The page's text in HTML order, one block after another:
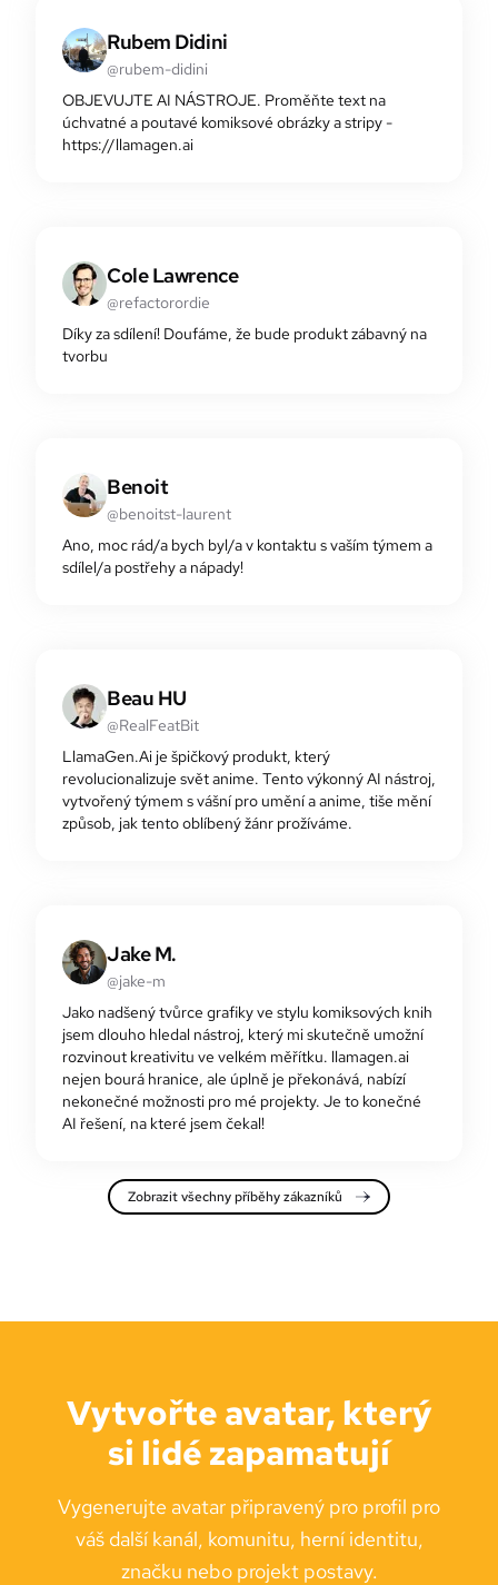
Rubem Didini
@rubem-didini
OBJEVUJTE AI NÁSTROJE. Proměňte text na
úchvatné a poutavé komiksové obrázky a stripy -
https://llamagen.ai
Cole Lawrence
@refactorordie
Díky za sdílení! Doufáme, že bude produkt zábavný na
tvorbu
Benoit
@benoitst-laurent
Ano, moc rád/a bych byl/a v kontaktu s vaším týmem a
sdílel/a postřehy a nápady!
Beau HU
@RealFeatBit
LlamaGen.Ai je špičkový produkt, který
revolucionalizuje svět anime. Tento výkonný AI nástroj,
vytvořený týmem s vášní pro umění a anime, tiše mění
způsob, jak tento oblíbený žánr prožíváme.
Jake M.
@jake-m
Jako nadšený tvůrce grafiky ve stylu komiksových knih
jsem dlouho hledal nástroj, který mi skutečně umožní
rozvinout kreativitu ve velkém měřítku. llamagen.ai
nejen bourá hranice, ale úplně je překonává, nabízí
nekonečné možnosti pro mé projekty. Je to konečné
AI řešení, na které jsem čekal!
Zobrazit všechny příběhy zákazníků
Vytvořte avatar, který
si lidé zapamatují
Vygenerujte avatar připravený pro profil pro
váš další kanál, komunitu, herní identitu,
značku nebo projekt postavy.